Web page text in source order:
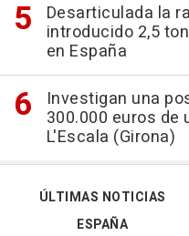
Desarticulada la
introducido 2,5
en España
Investigan una
300.000 euros de
L'Escala (Girona)
ÚLTIMAS NOTICIAS
ESPAÑA